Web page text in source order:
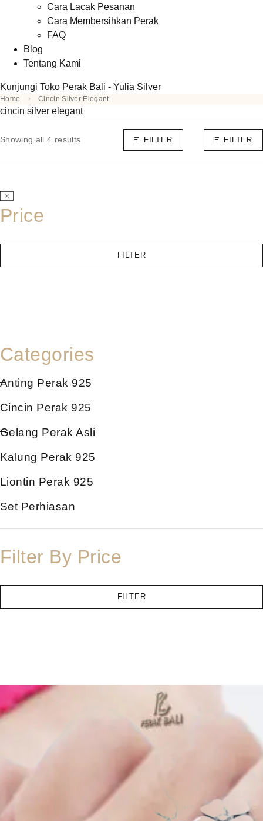
Cara Lacak Pesanan
Cara Membersihkan Perak
FAQ
Blog
Tentang Kami
Kunjungi Toko Perak Bali - Yulia Silver
Home Cincin Silver Elegant
cincin silver elegant
Showing all 4 results FILTER FILTER
Price
FILTER
Categories
Anting Perak 925
Cincin Perak 925
Gelang Perak Asli
Kalung Perak 925
Liontin Perak 925
Set Perhiasan
Filter By Price
FILTER